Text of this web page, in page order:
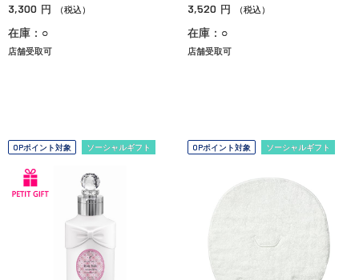
3,300 円 （税込）
在庫：○
店舗受取可
3,520 円 （税込）
在庫：○
店舗受取可
OPポイント対象 ソーシャルギフト OPポイント対象 ソーシャルギフト